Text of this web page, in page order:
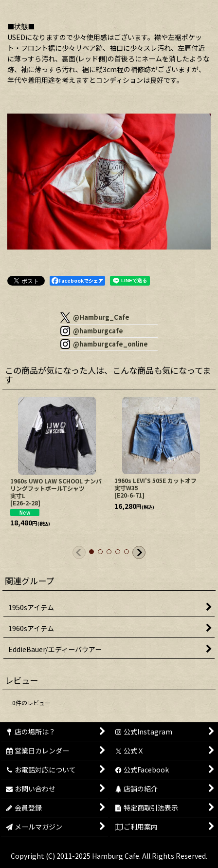
■状態■
USEDになりますので少々使用感はございます。襟や左裾ポケッ
ト・フロント裾に少々リペア跡、袖口に少々スレ汚れ、左肩付近
に薄っすら汚れ、裏面(レッド側)の首後ろにネームを消したような
跡、袖に薄っすら汚れ、裾に縦3cm程の補修跡がございますが、
年代や着用用途を考えますとコンディションは良好です。
Facebookでシェア
@Hamburg_Cafe
@hamburgcafe
@hamburgcafe_online
この商品が気になった人は、こんな商品も気になってま
す
1960s UWO LAW SCHOOL ナンバ
リングフットボールTシャツ
実寸L
[E26-2-28]
18,480円(税込)
1960s LEVI'S 505E カットオフ
実寸W35
[E20-6-71]
16,280円(税込)
関連グループ
1950sアイテム
1960sアイテム
EddieBauer/エディーバウアー
レビュー
0件のレビュー
店の場所は？
公式Instagram
営業日カレンダー
公式Ｘ
お電話対応について
公式Facebook
お問い合わせ
店舗の紹介
会員登録
特定商取引法表示
メールマガジン
ご利用案内
Copyright (C) 2011-2025 Hamburg Cafe. All Rights Reserved.